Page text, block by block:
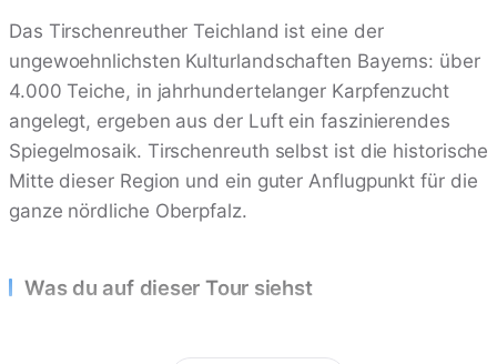
Das Tirschenreuther Teichland ist eine der
ungewoehnlichsten Kulturlandschaften Bayerns: über
4.000 Teiche, in jahrhundertelanger Karpfenzucht
angelegt, ergeben aus der Luft ein faszinierendes
Spiegelmosaik. Tirschenreuth selbst ist die historische
Mitte dieser Region und ein guter Anflugpunkt für die
ganze nördliche Oberpfalz.
Was du auf dieser Tour siehst